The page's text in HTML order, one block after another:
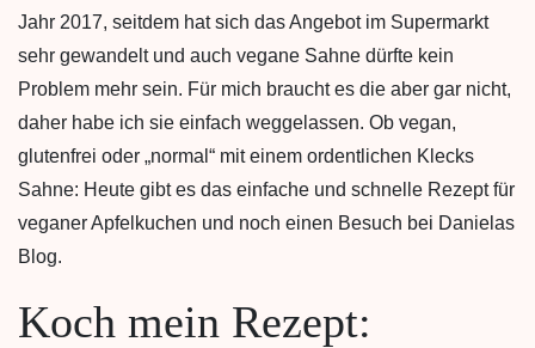
Jahr 2017, seitdem hat sich das Angebot im Supermarkt
sehr gewandelt und auch vegane Sahne dürfte kein
Problem mehr sein. Für mich braucht es die aber gar nicht,
daher habe ich sie einfach weggelassen. Ob vegan,
glutenfrei oder „normal“ mit einem ordentlichen Klecks
Sahne: Heute gibt es das einfache und schnelle Rezept für
veganer Apfelkuchen und noch einen Besuch bei Danielas
Blog.
Koch mein Rezept: